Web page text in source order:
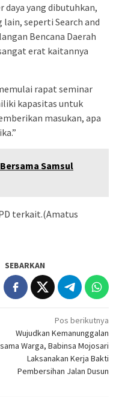
daya yang dibutuhkan,
seperti Search and
Bencana Daerah
erat kaitannya
rapat seminar
kapasitas untuk
masukan, apa
Samsul
terkait.(Amatus
SEBARKAN
Pos berikutnya
Wujudkan Kemanunggalan
Warga, Babinsa Mojosari
Laksanakan Kerja Bakti
Pembersihan Jalan Dusun